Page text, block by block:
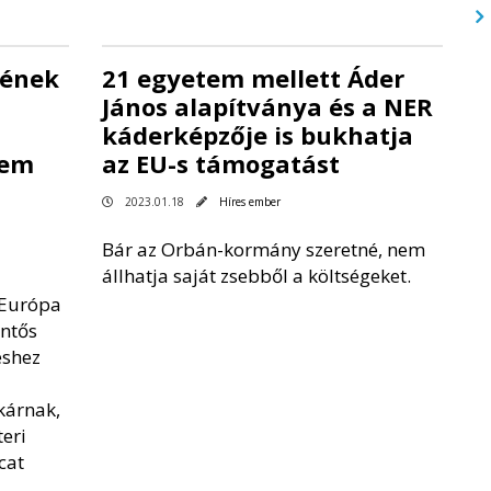
21 egyetem mellett Áder
János alapítványa és a NER
káderképzője is bukhatja
az EU-s támogatást
2023.01.18 Híres ember
Bár az Orbán-kormány szeretné, nem
állhatja saját zsebből a költségeket.